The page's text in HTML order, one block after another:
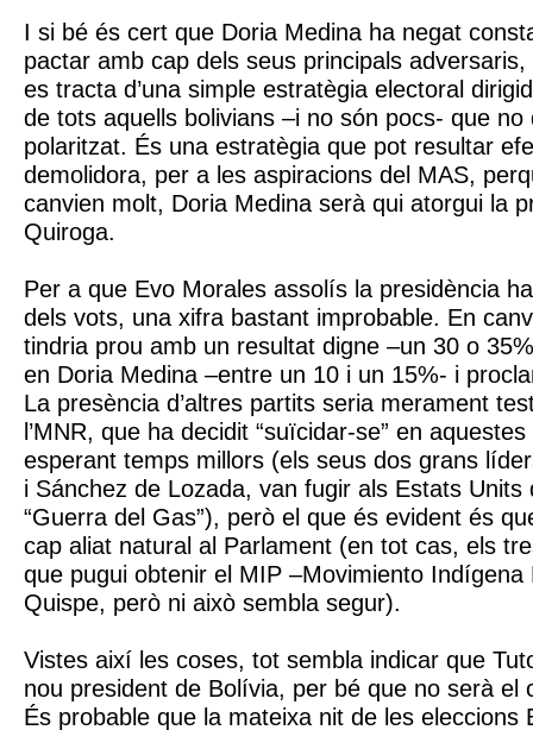
I si bé és cert que Doria Medina ha negat
pactar amb cap dels seus principals
es tracta d’una simple estratègia electoral
de tots aquells bolivians –i no són pocs- que
polaritzat. És una estratègia que pot resultar
demolidora, per a les aspiracions del MAS,
canvien molt, Doria Medina serà qui atorgui la
Quiroga.
Per a que Evo Morales assolís la presidència
dels vots, una xifra bastant improbable. En
tindria prou amb un resultat digne –un 30 o
en Doria Medina –entre un 10 i un 15%- i
La presència d’altres partits seria merament
l’MNR, que ha decidit “suïcidar-se” en
esperant temps millors (els seus dos grans
i Sánchez de Lozada, van fugir als Estats Units
“Guerra del Gas”), però el que és evident és
cap aliat natural al Parlament (en tot cas, els
que pugui obtenir el MIP –Movimiento Indígena
Quispe, però ni això sembla segur).
Vistes així les coses, tot sembla indicar que
nou president de Bolívia, per bé que no serà el
És probable que la mateixa nit de les eleccions